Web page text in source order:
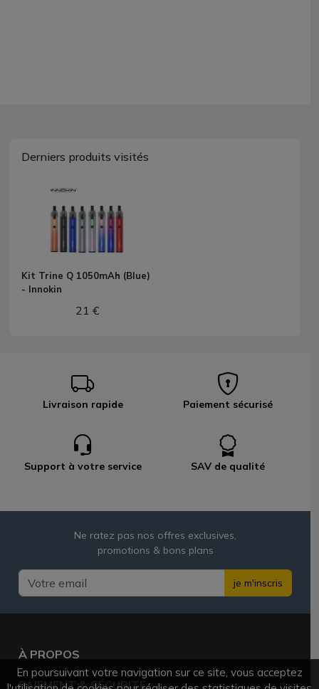
Derniers produits visités
Kit Trine Q 1050mAh (Blue)
- Innokin
21 €
Livraison rapide Paiement sécurisé
Support à votre service SAV de qualité
Ne ratez pas nos offres exclusives,
promotions & bons plans
je m'inscris
À PROPOS
PAIEMENT & SÉCURITÉ
En poursuivant votre navigation sur ce site, vous acceptez